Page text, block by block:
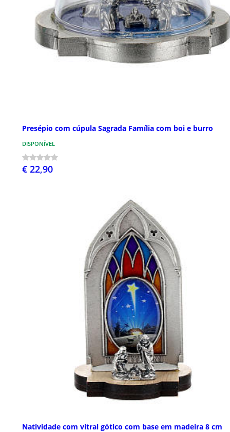
Presépio com cúpula Sagrada Família com boi e burro
DISPONÍVEL
€ 22,90
Natividade com vitral gótico com base em madeira 8 cm